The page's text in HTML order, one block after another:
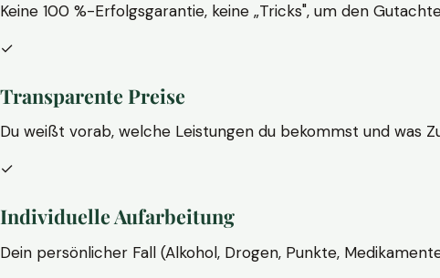
Keine 100 %-Erfolgsgarantie, keine „Tricks", um den
✓
Transparente Preise
Du weißt vorab, welche Leistungen du bekommst und was
✓
Individuelle Aufarbeitung
Dein persönlicher Fall (Alkohol, Drogen, Punkte,